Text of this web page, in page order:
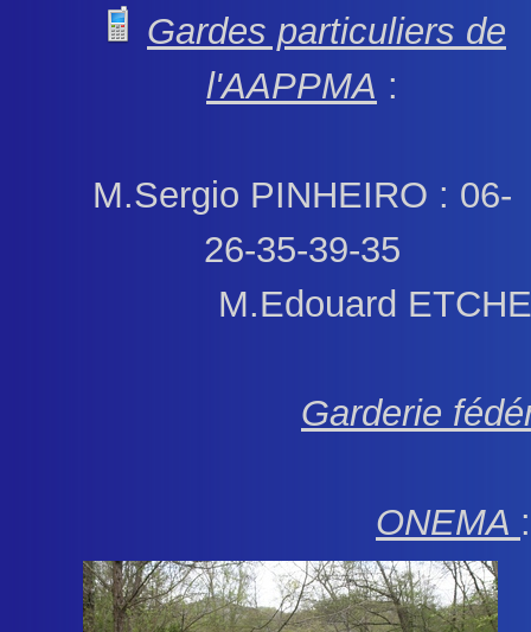
Gardes particuliers de
l'AAPPMA :
M.Sergio PINHEIRO : 06-
26-35-39-35
M.Edouard
Garderie
ONEMA